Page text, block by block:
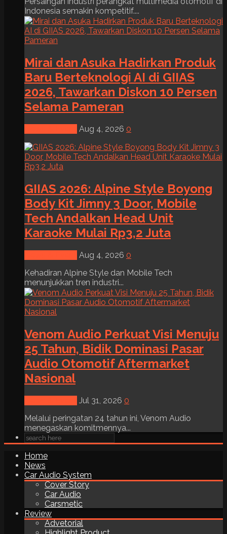
Indonesia semakin kompetitif....
Mirai dan Asuka Hadirkan Produk
Baru Berteknologi AI di GIIAS
2026, Tawarkan Diskon 10 Persen
Selama Pameran
Aug 4, 2026 0
GIIAS 2026: Alpine Style Boyong
Body Kit Jimny 3 Door, Mobile
Tech Andalkan Head Unit
Karaoke Mulai Rp3,2 Juta
Aug 4, 2026 0
Kehadiran Alpine Style dan Mobile Tech
menunjukkan tren industri...
Venom Audio Perkuat Visi Menuju
25 Tahun, Bidik Dominasi Pasar
Audio Otomotif Aftermarket
Nasional
Jul 31, 2026 0
Melalui peringatan 24 tahun ini, Venom Audio
menegaskan komitmennya...
Home
News
Car Audio System
Cover Story
Car Audio
Carsmetic
Review
Advetorial